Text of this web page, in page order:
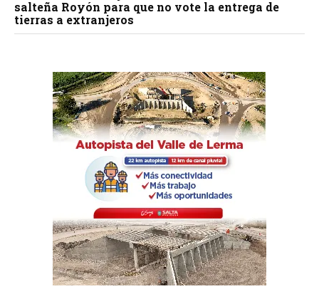
salteña Royón para que no vote la entrega de
tierras a extranjeros